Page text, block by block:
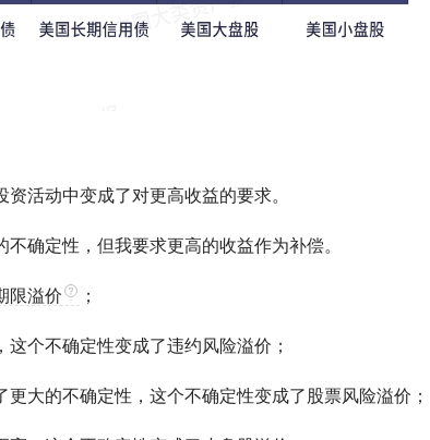
活动中变成了对更高收益的要求。
确定性，但我要求更高的收益作为补偿。
限溢价 ；
这个不确定性变成了违约风险溢价；
大的不确定性，这个不确定性变成了股票风险溢价；